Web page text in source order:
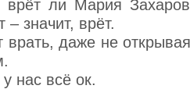
врёт ли Мария
– значит, врёт.
даже не
нас всё ок.